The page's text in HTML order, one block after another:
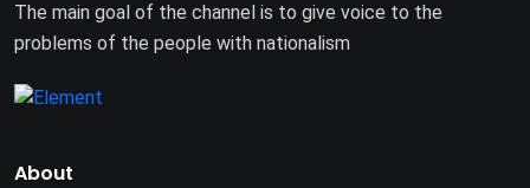
The main goal of the channel is to give voice to the
problems of the people with nationalism
About